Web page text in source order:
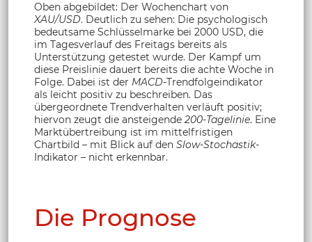
Oben abgebildet: Der Wochenchart von
XAU/USD. Deutlich zu sehen: Die psychologisch
bedeutsame Schlüsselmarke bei 2000 USD, die
im Tagesverlauf des Freitags bereits als
Unterstützung getestet wurde. Der Kampf um
diese Preislinie dauert bereits die achte Woche in
Folge. Dabei ist der MACD-Trendfolgeindikator
als leicht positiv zu beschreiben. Das
übergeordnete Trendverhalten verläuft positiv;
hiervon zeugt die ansteigende 200-Tagelinie. Eine
Marktübertreibung ist im mittelfristigen
Chartbild – mit Blick auf den Slow-Stochastik-
Indikator – nicht erkennbar.
Die Prognose